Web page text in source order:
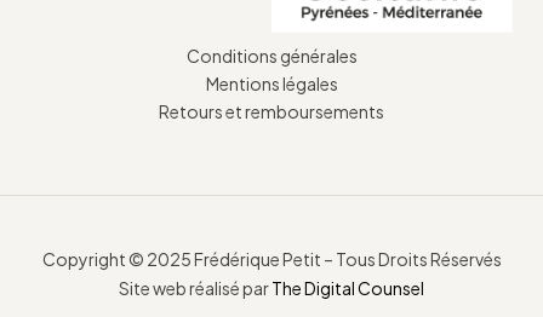
Conditions générales
Mentions légales
Retours et remboursements
Copyright © 2025 Frédérique Petit – Tous Droits Réservés
Site web réalisé parThe Digital Counsel